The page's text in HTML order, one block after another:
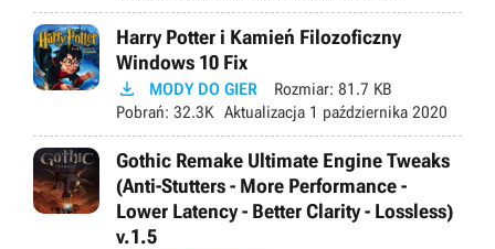
Harry Potter i Kamień Filozoficzny
Windows 10 Fix
 MODY DO GIER Rozmiar: 81.7 KB
Pobrań: 32.3K Aktualizacja 1 października 2020
Gothic Remake Ultimate Engine Tweaks
(Anti-Stutters - More Performance -
Lower Latency - Better Clarity - Lossless)
v.1.5